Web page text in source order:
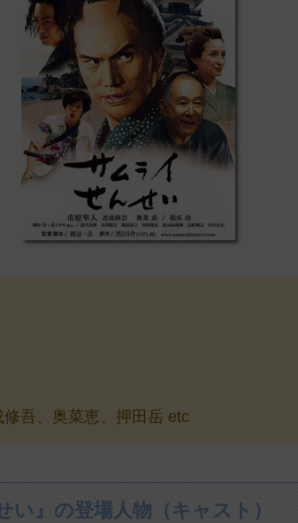
吾、奥菜恵、押田岳 etc
い』の登場人物（キャスト）